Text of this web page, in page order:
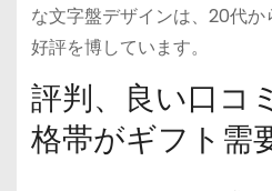
な文字盤デザインは、20代
好評を博しています。
評判、良い口コ
格帯がギフト需